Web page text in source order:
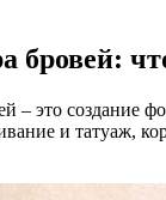
бровей:
– это создание
и татуаж,